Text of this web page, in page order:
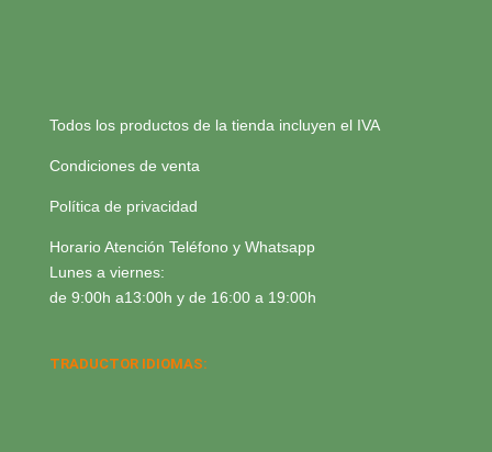
Todos los productos de la tienda incluyen el IVA
Condiciones de venta
Política de privacidad
Horario Atención Teléfono y Whatsapp
Lunes a viernes:
de 9:00h a13:00h y de 16:00 a 19:00h
TRADUCTOR IDIOMAS: